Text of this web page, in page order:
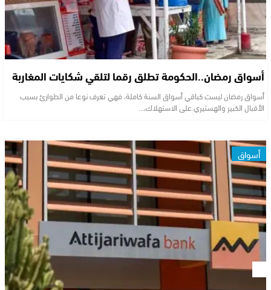
أسواق رمضان..الحكومة تطلق رقما لتلقي شكايات المغاربة
أسواق رمضان ليست كباقي أسواق السنة كاملة، فهي تعرف نوعا من الطوارئ بسبب
الأقبال الكبير والهستيري على الاستهلاك،…
أسواق